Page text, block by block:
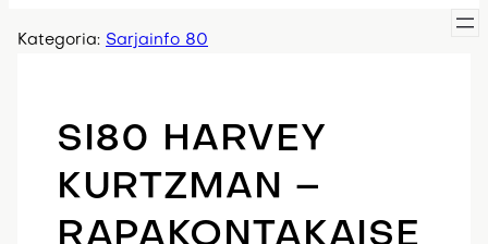
Kategoria: Sarjainfo 80
SI80 HARVEY
KURTZMAN –
RAPAKONTAKAISE